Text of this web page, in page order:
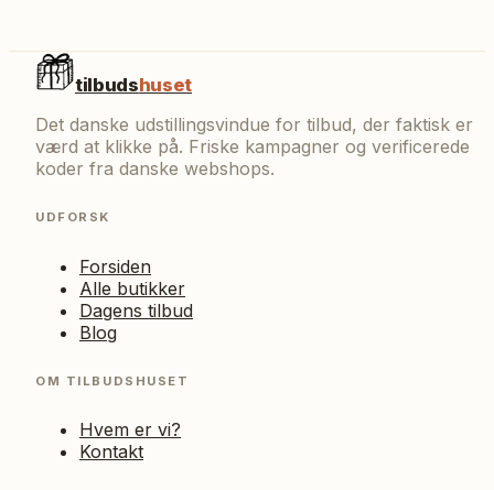
tilbudshuset
Det danske udstillingsvindue for tilbud, der faktisk er
værd at klikke på. Friske kampagner og verificerede
koder fra danske webshops.
UDFORSK
Forsiden
Alle butikker
Dagens tilbud
Blog
OM TILBUDSHUSET
Hvem er vi?
Kontakt